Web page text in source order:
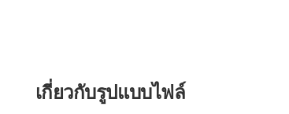
เกี่ยวกับรูปแบบไฟล์